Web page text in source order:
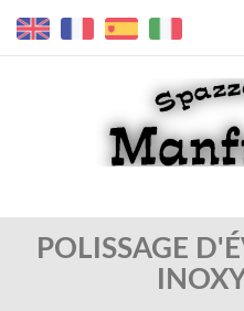
POLISSAGE